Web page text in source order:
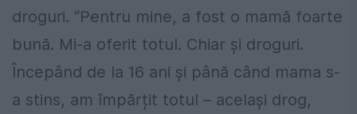
droguri. “Pentru mine, a fost o mamă foarte
bună. Mi-a oferit totul. Chiar și droguri.
Începând de la 16 ani și până când mama s-
a stins, am împărțit totul – același drog,